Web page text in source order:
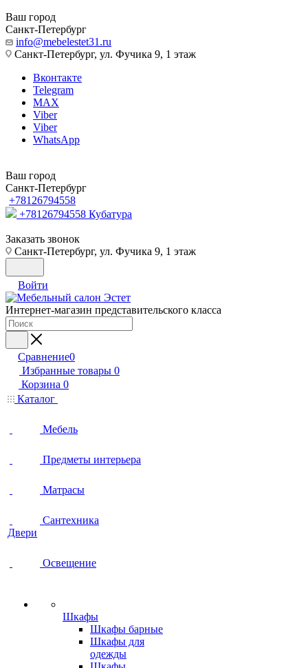
Ваш город
Санкт-Петербург
info@mebelestet31.ru
Санкт-Петербург, ул. Фучика 9, 1 этаж
Вконтакте
Telegram
MAX
Viber
Viber
WhatsApp
Ваш город
Санкт-Петербург
+78126794558
+78126794558 Кубатура
Заказать звонок
Санкт-Петербург, ул. Фучика 9, 1 этаж
Войти
Интернет-магазин представительского класса
Сравнение0
Избранные товары 0
Корзина 0
Каталог
Мебель
Предметы интерьера
Матрасы
Сантехника
Двери
Освещение
Шкафы
Шкафы барные
Шкафы для
одежды